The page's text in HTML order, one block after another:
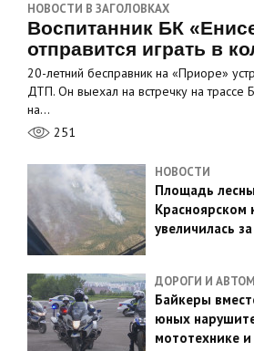
НОВОСТИ В ЗАГОЛОВКАХ
Воспитанник БК
отправится играть в
20-летний бесправник на «Приоре»
ДТП. Он выехал на встречку на трассе
на…
251
НОВОСТИ
Площадь
Красноярском
увеличилась
ДОРОГИ И
Байкеры
юных
мототехнике